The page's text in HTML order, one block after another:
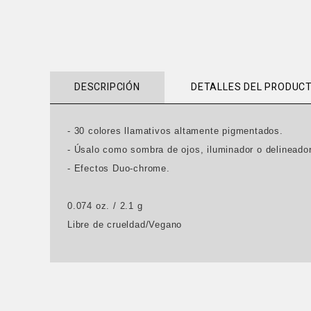
DESCRIPCIÓN DETALLES DEL
- 30 colores llamativos altamente pigmentados.
- Úsalo como sombra de ojos, iluminador o
- Efectos Duo-chrome.
0.074 oz. / 2.1 g
Libre de crueldad/Vegano